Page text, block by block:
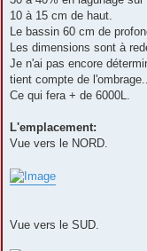
10 à 15 cm de haut.
Le bassin 60 cm de
Les dimensions sont à
Je n'ai pas encore
tient compte de
Ce qui fera + de 6000L.
L'emplacement:
Vue vers le NORD.
Vue vers le SUD.